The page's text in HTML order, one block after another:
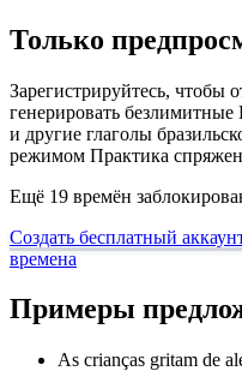
Только
Зарегистрируйтесь, чтобы
генерировать
и другие глаголы
режимом Практика
Ещё 19 времён
Создать бесплатный
времена
Примеры
As crianças gritam de